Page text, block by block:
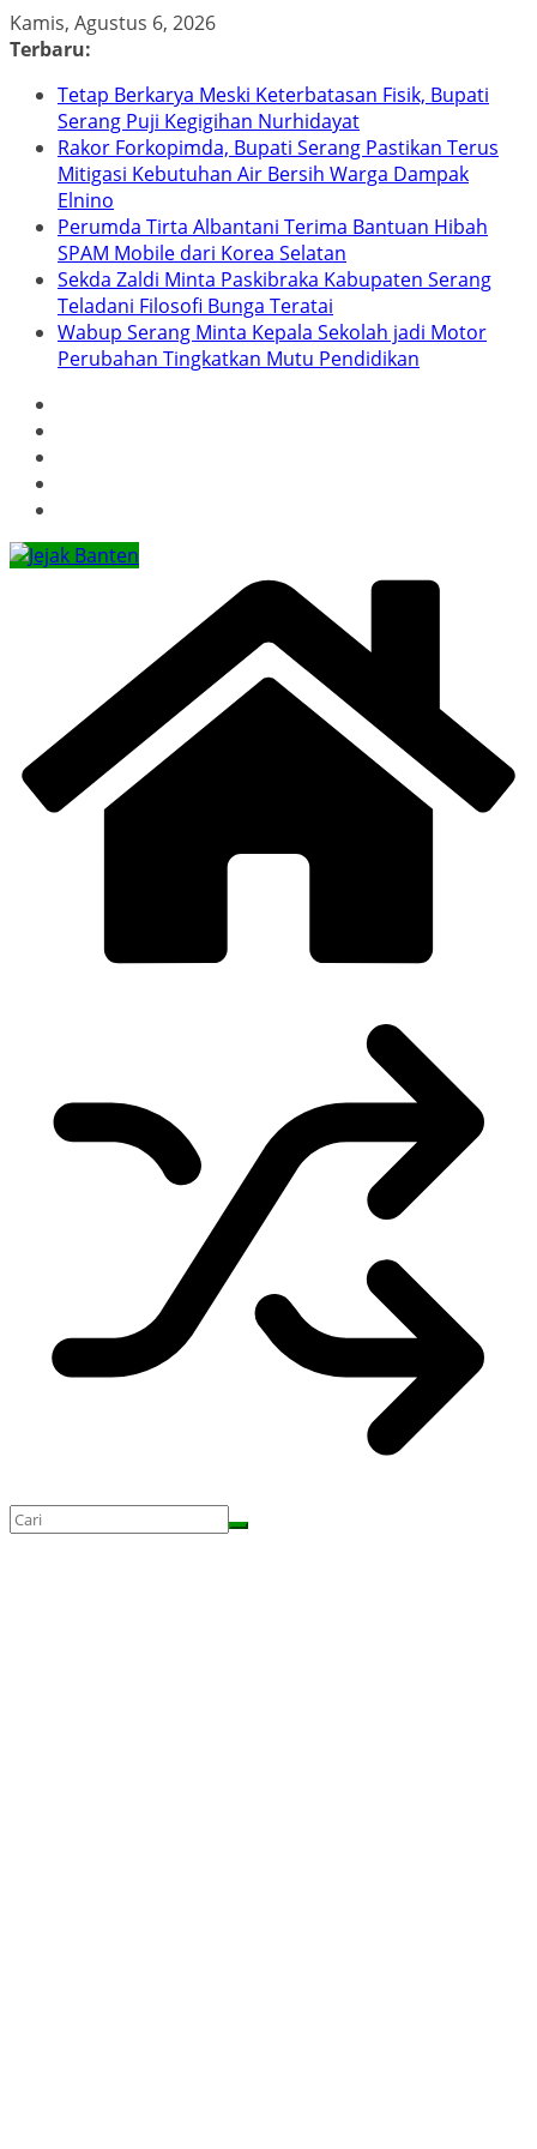
Skip
to
Kamis, Agustus 6, 2026
Terbaru:
Tetap Berkarya Meski Keterbatasan Fisik, Bupati
Serang Puji Kegigihan Nurhidayat
Rakor Forkopimda, Bupati Serang Pastikan Terus
Mitigasi Kebutuhan Air Bersih Warga Dampak
Elnino
Perumda Tirta Albantani Terima Bantuan Hibah
SPAM Mobile dari Korea Selatan
Sekda Zaldi Minta Paskibraka Kabupaten Serang
Teladani Filosofi Bunga Teratai
Wabup Serang Minta Kepala Sekolah jadi Motor
Perubahan Tingkatkan Mutu Pendidikan